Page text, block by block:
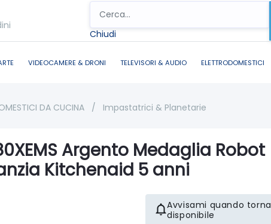
Chiudi
VIDEOCAMERE & DRONI TELEVISORI & AUDIO ELETTRODOMESTICI
DA CUCINA / Impastatrici & Planetarie
Argento Medaglia Robot
Kitchenaid 5 anni
Avvisami quando torna
disponibile